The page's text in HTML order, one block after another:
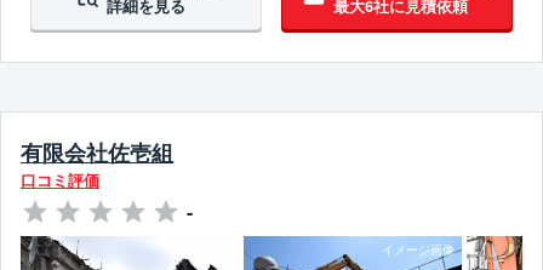
詳細を見る
最大6社に見積依頼
有限会社佐壱組
口コミ評価
-